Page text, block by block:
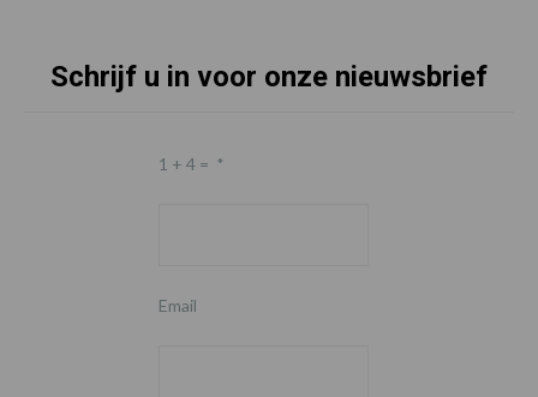
Schrijf u in voor onze nieuwsbrief
1 + 4 = *
Email